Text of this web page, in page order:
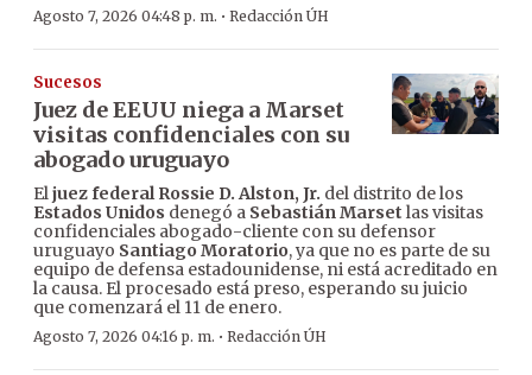
Agosto 7, 2026 04:48 p. m. · Redacción ÚH
Sucesos
Juez de EEUU niega a Marset
visitas confidenciales con su
abogado uruguayo
Eljuez federal Rossie D. Alston, Jr. del distrito de los
Estados Unidos denegó a Sebastián Marset las visitas
confidenciales abogado-cliente con su defensor
uruguayo Santiago Moratorio, ya que no es parte de su
equipo de defensa estadounidense, ni está acreditado en
la causa. El procesado está preso, esperando su juicio
que comenzará el 11 de enero.
Agosto 7, 2026 04:16 p. m. · Redacción ÚH